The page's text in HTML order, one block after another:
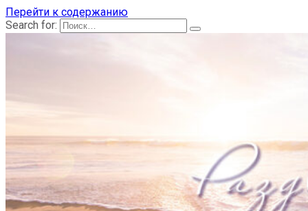
Перейти к содержанию
Search for: